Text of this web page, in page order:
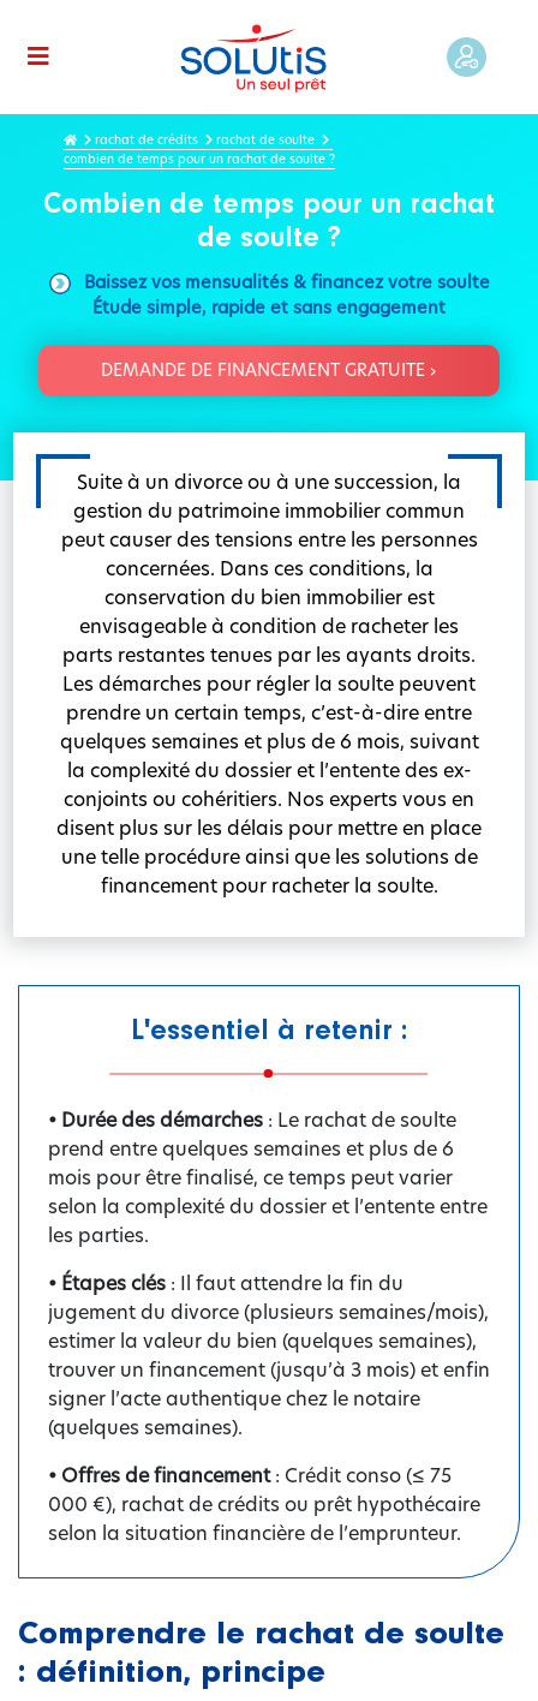
rachat de crédits
rachat de soulte
combien de temps pour un rachat de soulte ?
Combien de temps pour un rachat
de soulte ?
Baissez vos mensualités & financez votre soulte
Étude simple, rapide et sans engagement
DEMANDE DE FINANCEMENT GRATUITE ›
Suite à un divorce ou à une succession, la
gestion du patrimoine immobilier commun
peut causer des tensions entre les personnes
concernées. Dans ces conditions, la
conservation du bien immobilier est
envisageable à condition de racheter les
parts restantes tenues par les ayants droits.
Les démarches pour régler la soulte peuvent
prendre un certain temps, c’est-à-dire entre
quelques semaines et plus de 6 mois, suivant
la complexité du dossier et l’entente des ex-
conjoints ou cohéritiers. Nos experts vous en
disent plus sur les délais pour mettre en place
une telle procédure ainsi que les solutions de
financement pour racheter la soulte.
L'essentiel à retenir :
• Durée des démarches : Le rachat de soulte
prend entre quelques semaines et plus de 6
mois pour être finalisé, ce temps peut varier
selon la complexité du dossier et l’entente entre
les parties.
• Étapes clés : Il faut attendre la fin du
jugement du divorce (plusieurs semaines/mois),
estimer la valeur du bien (quelques semaines),
trouver un financement (jusqu’à 3 mois) et enfin
signer l’acte authentique chez le notaire
(quelques semaines).
• Offres de financement: Crédit conso (≤ 75
000 €), rachat de crédits ou prêt hypothécaire
selon la situation financière de l’emprunteur.
Comprendre le rachat de soulte
: définition, principe